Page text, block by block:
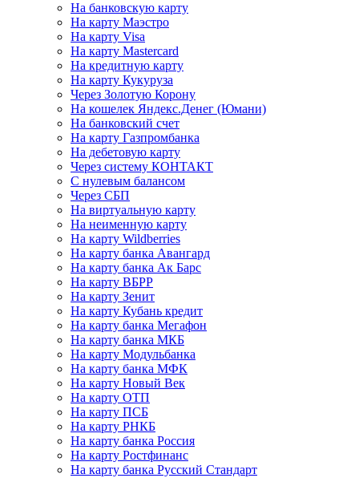
На банковскую карту
На карту Маэстро
На карту Visa
На карту Mastercard
На кредитную карту
На карту Кукуруза
Через Золотую Корону
На кошелек Яндекс.Денег (Юмани)
На банковский счет
На карту Газпромбанка
На дебетовую карту
Через систему КОНТАКТ
С нулевым балансом
Через СБП
На виртуальную карту
На неименную карту
На карту Wildberries
На карту банка Авангард
На карту банка Ак Барс
На карту ВБРР
На карту Зенит
На карту Кубань кредит
На карту банка Мегафон
На карту банка МКБ
На карту Модульбанка
На карту банка МФК
На карту Новый Век
На карту ОТП
На карту ПСБ
На карту РНКБ
На карту банка Россия
На карту Ростфинанс
На карту банка Русский Стандарт